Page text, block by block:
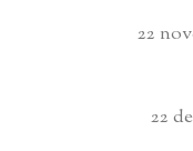
22
22